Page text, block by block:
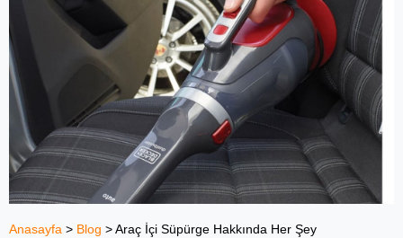
Anasayfa > Blog >Araç İçi Süpürge Hakkında Her Şey